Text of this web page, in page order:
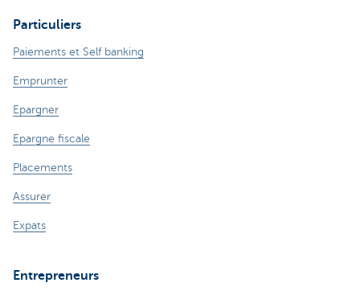
Particuliers
Paiements et Self banking
Emprunter
Epargner
Epargne fiscale
Placements
Assurer
Expats
Entrepreneurs